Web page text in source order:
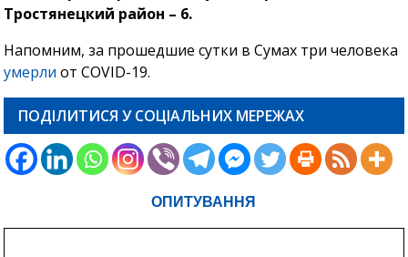
Тростянецкий район – 6.
Напомним, за прошедшие сутки в Сумах три человека
умерли от COVID-19.
ПОДІЛИТИСЯ У СОЦІАЛЬНИХ МЕРЕЖАХ
ОПИТУВАННЯ